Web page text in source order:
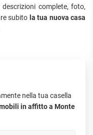
complete, foto,
subito la tua nuova casa
nella tua casella
in affitto a Monte